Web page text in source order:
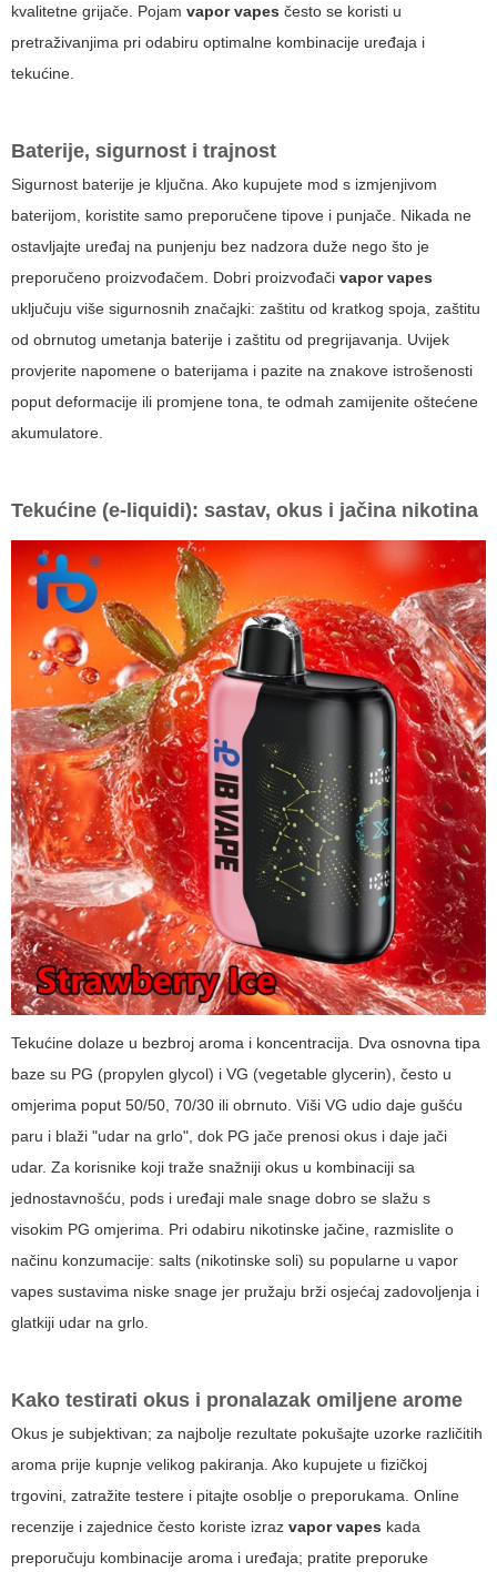
kvalitetne grijače. Pojam vapor vapes često se koristi u
pretraživanjima pri odabiru optimalne kombinacije uređaja i
tekućine.
Baterije, sigurnost i trajnost
Sigurnost baterije je ključna. Ako kupujete mod s izmjenjivom
baterijom, koristite samo preporučene tipove i punjače. Nikada ne
ostavljajte uređaj na punjenju bez nadzora duže nego što je
preporučeno proizvođačem. Dobri proizvođači vapor vapes
uključuju više sigurnosnih značajki: zaštitu od kratkog spoja, zaštitu
od obrnutog umetanja baterije i zaštitu od pregrijavanja. Uvijek
provjerite napomene o baterijama i pazite na znakove istrošenosti
poput deformacije ili promjene tona, te odmah zamijenite oštećene
akumulatore.
Tekućine (e-liquidi): sastav, okus i jačina nikotina
Tekućine dolaze u bezbroj aroma i koncentracija. Dva osnovna tipa
baze su PG (propylen glycol) i VG (vegetable glycerin), često u
omjerima poput 50/50, 70/30 ili obrnuto. Viši VG udio daje gušću
paru i blaži "udar na grlo", dok PG jače prenosi okus i daje jači
udar. Za korisnike koji traže snažniji okus u kombinaciji sa
jednostavnošću, pods i uređaji male snage dobro se slažu s
visokim PG omjerima. Pri odabiru nikotinske jačine, razmislite o
načinu konzumacije: salts (nikotinske soli) su popularne u vapor
vapes sustavima niske snage jer pružaju brži osjećaj zadovoljenja i
glatkiji udar na grlo.
Kako testirati okus i pronalazak omiljene arome
Okus je subjektivan; za najbolje rezultate pokušajte uzorke različitih
aroma prije kupnje velikog pakiranja. Ako kupujete u fizičkoj
trgovini, zatražite testere i pitajte osoblje o preporukama. Online
recenzije i zajednice često koriste izraz vapor vapes kada
preporučuju kombinacije aroma i uređaja; pratite preporuke